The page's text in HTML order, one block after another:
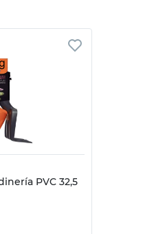
PVC 32,5